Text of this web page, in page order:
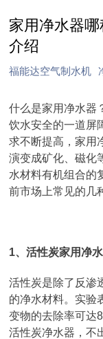
家用净水器
介绍
福能达空气制水机
什么是家用净水器
饮水安全的一道屏
求不断提高，家用
演变成矿化、磁化
水材料有机组合的
前市场上常见的几
1、活性炭家用净
活性炭是除了反渗
的净水材料。实验
变物的去除率可达
活性炭净水器，不